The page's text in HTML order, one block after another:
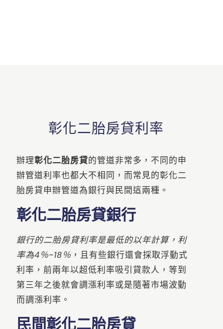
彰化二胎房貸利率
辦理彰化二胎房貸的管道非常多，不同的申
辦管道利率也都大不相同，而常見的彰化二
胎房貸申辦管道為銀行與民間這兩種。
彰化二胎房貸銀行
銀行的二胎房貸利率是最低的以年計算，利
率為4％~18％ ，且有些銀行還會採取浮動式
利率，前兩年以超低利率吸引貸款人，等到
第三年之後就會調漲利率或是隨著市場波動
而調漲利率。
民間彰化二胎房貸